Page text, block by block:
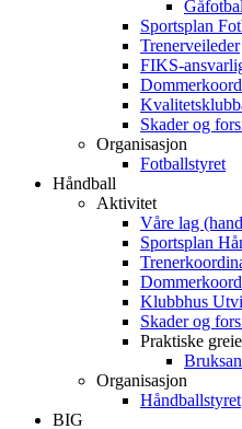
Sportsplan
Trenerveileder
FIKS-
Skader og
Organisasjon
Fotballstyret
Håndball
Aktivitet
Våre lag
Sportsplan
Klubbhus
Skader og
Praktiske
Organisasjon
Håndballstyret
BIG